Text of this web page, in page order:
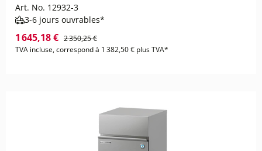
Art. No. 12932-3
3-6 jours ouvrables*
1 645,18 € 2 350,25 €
TVA incluse, correspond à 1 382,50 € plus TVA*